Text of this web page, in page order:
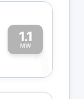
1.1
MW1